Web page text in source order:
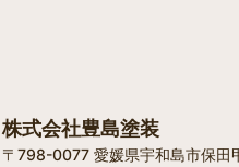
株式会社豊島塗装
〒798-0077 愛媛県宇和島市保田